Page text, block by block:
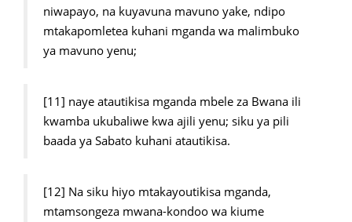
niwapayo, na kuyavuna mavuno yake, ndipo
mtakapomletea kuhani mganda wa malimbuko
ya mavuno yenu;
[11] naye atautikisa mganda mbele za Bwana ili
kwamba ukubaliwe kwa ajili yenu; siku ya pili
baada ya Sabato kuhani atautikisa.
[12] Na siku hiyo mtakayoutikisa mganda,
mtamsongeza mwana-kondoo wa kiume